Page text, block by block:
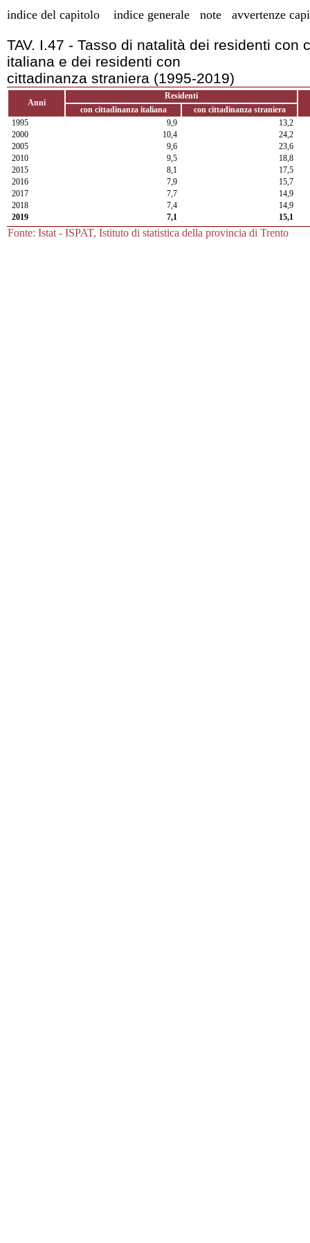
indice del capitolo indice generale note avvertenze
TAV. I.47 - Tasso di natalità dei residenti con
italiana e dei residenti con
cittadinanza straniera (1995-2019)
Anni
Residenti
con cittadinanza italiana
con cittadinanza straniera
1995
9,9
13,2
2000
10,4
24,2
2005
9,6
23,6
2010
9,5
18,8
2015
8,1
17,5
2016
7,9
15,7
2017
7,7
14,9
2018
7,4
14,9
2019
7,1 15,1
Fonte: Istat - ISPAT, Istituto di statistica della provincia di Trento